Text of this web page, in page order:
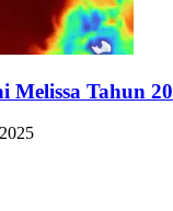
Melissa Tahun